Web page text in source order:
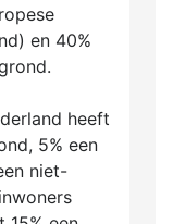
en 40%
heeft
5% een
niet-